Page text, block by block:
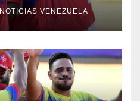
NOTICIAS VENEZUELA